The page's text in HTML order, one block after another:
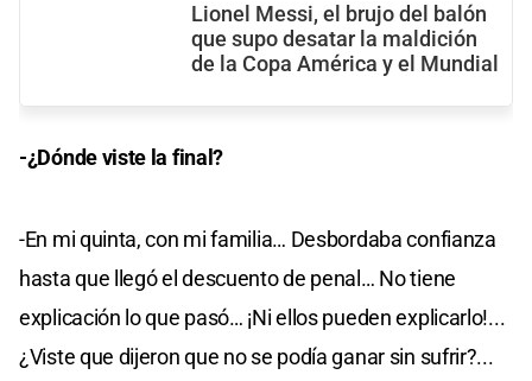
Lionel Messi, el brujo del balón
que supo desatar la maldición
de la Copa América y el Mundial
-¿Dónde viste la final?
-En mi quinta, con mi familia… Desbordaba confianza
hasta que llegó el descuento de penal… No tiene
explicación lo que pasó… ¡Ni ellos pueden explicarlo!...
¿Viste que dijeron que no se podía ganar sin sufrir?...